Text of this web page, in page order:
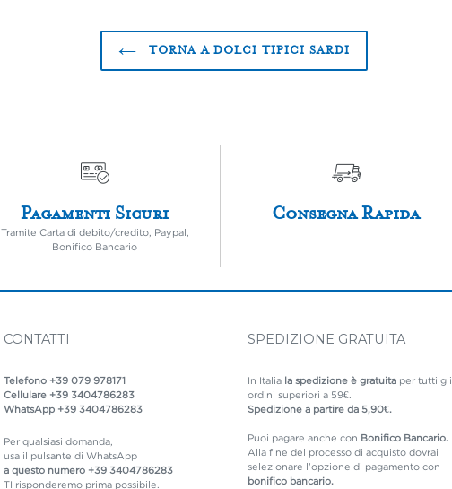
TORNA A DOLCI TIPICI SARDI
Pagamenti Sicuri
Tramite Carta di debito/credito, Paypal,
Bonifico Bancario
Consegna Rapida
CONTATTI
Telefono +39 079 978171
Cellulare +39 3404786283
WhatsApp +39 3404786283
Per qualsiasi domanda,
usa il pulsante di WhatsApp
a questo numero +39 3404786283
TI risponderemo prima possibile.
SPEDIZIONE GRATUITA
In Italia la spedizione è gratuita per tutti gli
ordini superiori a 59€.
Spedizione a partire da 5,90€.
Puoi pagare anche con Bonifico Bancario.
Alla fine del processo di acquisto dovrai
selezionare l'opzione di pagamento con
bonifico bancario.